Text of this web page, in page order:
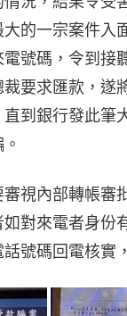
的一宗案件入
號碼，令到接
要求匯款，遂
到銀行發此筆
視內部轉帳審
對來電者身份
號碼回電核實